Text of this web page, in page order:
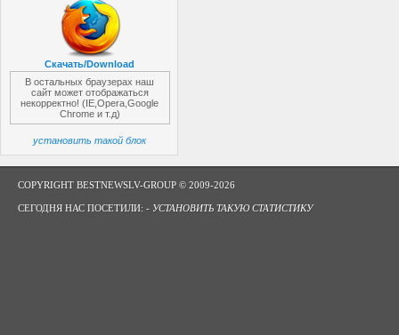
Скачать/Download
В остальных браузерах наш
сайт может отображаться
некорректно! (IE,Opera,Google
Chrome и т.д)
установить такой блок
COPYRIGHT BESTNEWSLV-GROUP © 2009-2026
СЕГОДНЯ НАС ПОСЕТИЛИ: - УСТАНОВИТЬ ТАКУЮ СТАТИСТИКУ